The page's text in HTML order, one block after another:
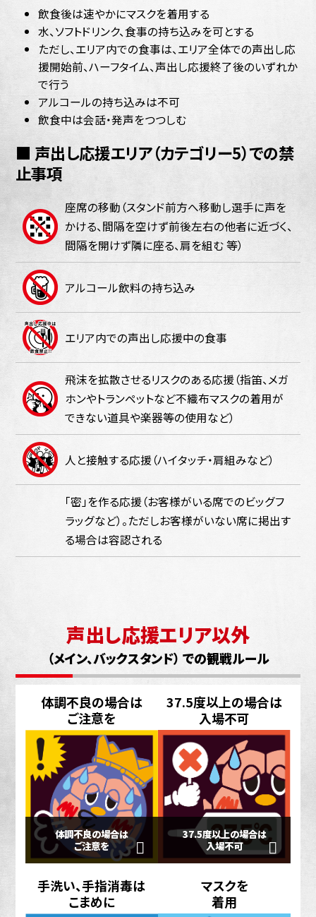
飲食後は速やかにマスクを着用する
水、ソフトドリンク、食事の持ち込みを可とする
ただし、エリア内での食事は、エリア全体での声出し応
援開始前、ハーフタイム、声出し応援終了後のいずれか
で行う
アルコールの持ち込みは不可
飲食中は会話・発声をつつしむ
■ 声出し応援エリア（カテゴリー5）での禁
止事項
座席の移動（スタンド前方へ移動し選手に声を
かける、間隔を空けず前後左右の他者に近づく、
間隔を開けず隣に座る、肩を組む 等）
アルコール飲料の持ち込み
エリア内での声出し応援中の食事
飛沫を拡散させるリスクのある応援（指笛、メガ
ホンやトランペットなど不織布マスクの着用が
できない道具や楽器等の使用など）
人と接触する応援（ハイタッチ・肩組みなど）
「密」を作る応援（お客様がいる席でのビッグフ
ラッグなど）。ただしお客様がいない席に掲出す
る場合は容認される
声出し応援エリア以外
（メイン、バックスタンド） での観戦ルール
体調不良の場合は
ご注意を
体調不良の場合は
ご注意を
37.5度以上の場合は
入場不可
37.5度以上の場合は
入場不可
手洗い、手指消毒は
こまめに
マスクを
着用